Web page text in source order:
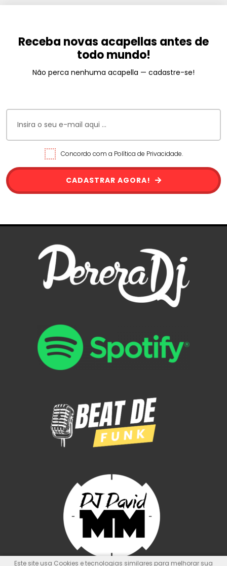
Receba novas acapellas antes de
todo mundo!
Não perca nenhuma acapella — cadastre-se!
Concordo com a Política de Privacidade.
CADASTRAR AGORA!
Este site usa Cookies e tecnologias similares para melhorar sua